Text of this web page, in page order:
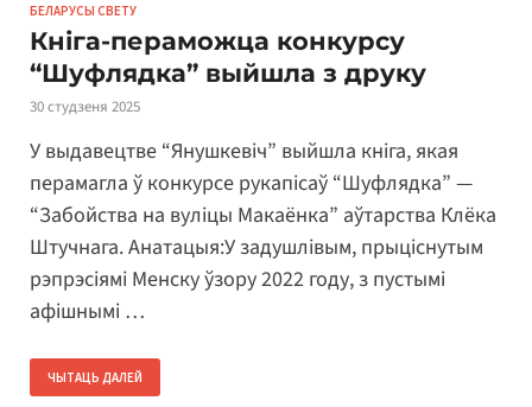
БЕЛАРУСЫ СВЕТУ
Кніга-пераможца конкурсу
“Шуфлядка” выйшла з друку
30 студзеня 2025
У выдавецтве “Янушкевіч” выйшла кніга, якая
перамагла ў конкурсе рукапісаў “Шуфлядка” —
“Забойства на вуліцы Макаёнка” аўтарства Клёка
Штучнага. Анатацыя:У задушлівым, прыціснутым
рэпрэсіямі Менску ўзору 2022 году, з пустымі
афішнымі …
ЧЫТАЦЬ ДАЛЕЙ